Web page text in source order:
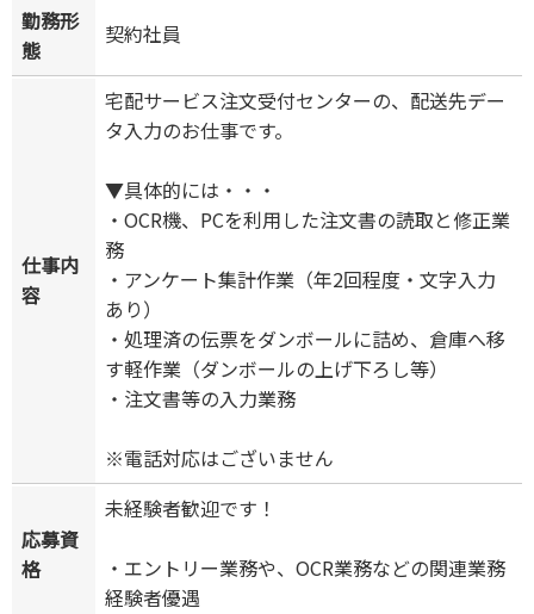
勤務形
態
契約社員
仕事内
容
宅配サービス注文受付センターの、配送先デー
タ入力のお仕事です。
▼具体的には・・・
・OCR機、PCを利用した注文書の読取と修正業
務
・アンケート集計作業（年2回程度・文字入力
あり）
・処理済の伝票をダンボールに詰め、倉庫へ移
す軽作業（ダンボールの上げ下ろし等）
・注文書等の入力業務
※電話対応はございません
応募資
格
未経験者歓迎です！
・エントリー業務や、OCR業務などの関連業務
経験者優遇